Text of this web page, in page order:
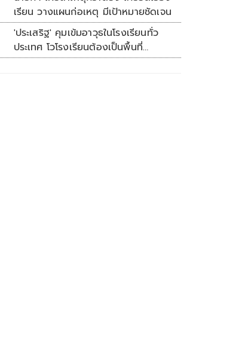
เรียน วางแผนก่อเหตุ มีเป้าหมายชัดเจน
'ประเสริฐ' คุมเข้มอาวุธในโรงเรียนทั่ว
ประเทศ โวโรงเรียนต้องเป็นพื้นที่
ปลอดภัย